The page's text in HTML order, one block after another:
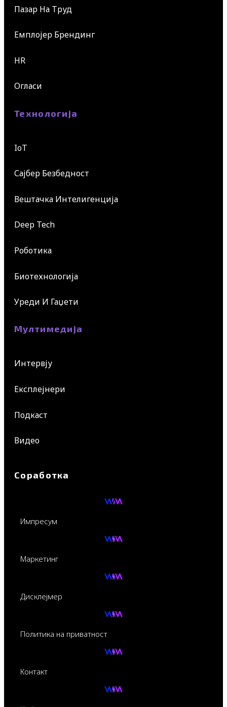
Пазар На Труд
Емплојер Брендинг
HR
Огласи
Технологија
IoT
Сајбер Безбедност
Вештачка Интелигенција
Deep Tech
Роботика
Биотехнологија
Уреди И Гаџети
Мултимедија
Интервју
Експлејнери
Подкаст
Видео
Соработка
Импресум
Маркетинг
Дисклејмер
Политика на приватност
Контакт